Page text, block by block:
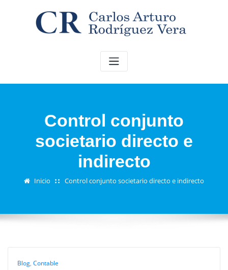
Control conjunto
societario directo e
indirecto
Inicio Control conjunto societario directo e indirecto
Blog, Contable